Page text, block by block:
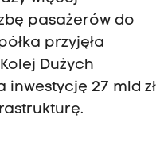
pasażerów do
przyjęła
Dużych
inwestycję 27 mld zł